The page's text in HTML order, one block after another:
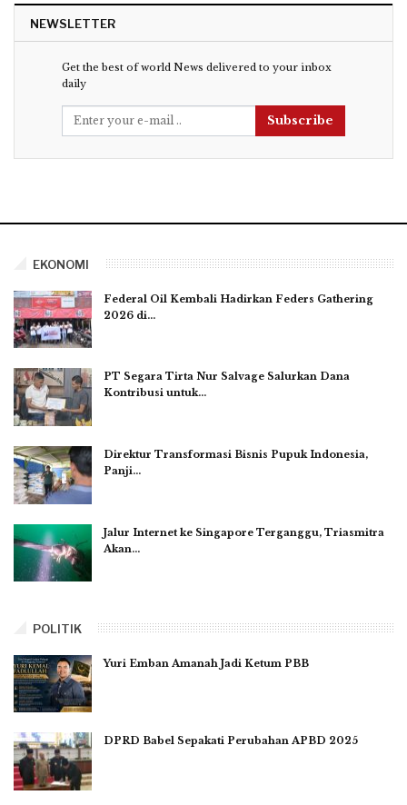
NEWSLETTER
Get the best of world News delivered to your inbox
daily
Subscribe
EKONOMI
Federal Oil Kembali Hadirkan Feders Gathering
2026 di…
PT Segara Tirta Nur Salvage Salurkan Dana
Kontribusi untuk…
Direktur Transformasi Bisnis Pupuk Indonesia,
Panji…
Jalur Internet ke Singapore Terganggu, Triasmitra
Akan…
POLITIK
Yuri Emban Amanah Jadi Ketum PBB
DPRD Babel Sepakati Perubahan APBD 2025